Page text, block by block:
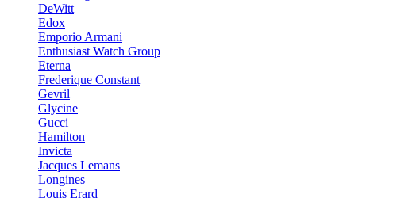
DeWitt
Edox
Emporio Armani
Enthusiast Watch Group
Eterna
Frederique Constant
Gevril
Glycine
Gucci
Hamilton
Invicta
Jacques Lemans
Longines
Louis Erard